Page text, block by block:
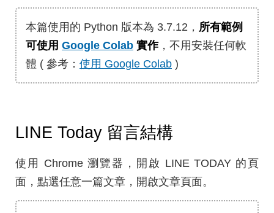
本篇使用的 Python 版本為 3.7.12， 所有範例
可使用 Google Colab 實作，不用安裝任何軟
體 ( 參考： 使用 Google Colab )
LINE Today 留言結構
使用 Chrome 瀏覽器，開啟 LINE TODAY 的頁
面，點選任意一篇文章，開啟文章頁面。